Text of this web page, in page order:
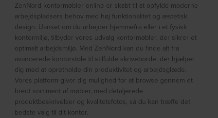
ZenNord kontormøbler online er skabt til at opfylde moderne
arbejdspladsers behov med høj funktionalitet og æstetisk
design. Uanset om du arbejder hjemmefra eller i et fysisk
kontormiljø, tilbyder vores udvalg kontormøbler, der sikrer et
optimalt arbejdsmiljø. Med ZenNord kan du finde alt fra
avancerede kontorstole til stilfulde skriveborde, der hjælper
dig med at opretholde din produktivitet og arbejdsglæde.
Vores platform giver dig mulighed for at browse gennem et
bredt sortiment af møbler, med detaljerede
produktbeskrivelser og kvalitetsfotos, så du kan træffe det
bedste valg til dit kontor.